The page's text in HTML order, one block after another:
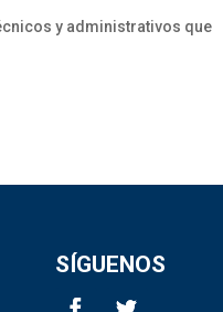
y administrativos que
SÍGUENOS